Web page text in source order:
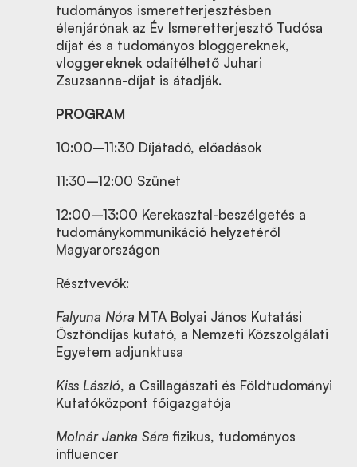
tudományos ismeretterjesztésben
élenjárónak az Év Ismeretterjesztő Tudósa
díjat és a tudományos bloggereknek,
vloggereknek odaítélhető Juhari
Zsuzsanna-díjat is átadják.
PROGRAM
10:00–11:30 Díjátadó, előadások
11:30–12:00 Szünet
12:00–13:00 Kerekasztal-beszélgetés a
tudománykommunikáció helyzetéről
Magyarországon
Résztvevők:
Falyuna Nóra MTA Bolyai János Kutatási
Ösztöndíjas kutató, a Nemzeti Közszolgálati
Egyetem adjunktusa
Kiss László, a Csillagászati és Földtudományi
Kutatóközpont főigazgatója
Molnár Janka Sára fizikus, tudományos
influencer